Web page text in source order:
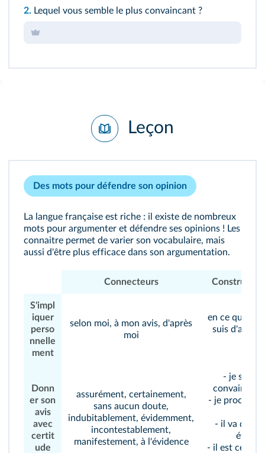
2. Lequel vous semble le plus convaincant ?
Leçon
Des mots pour défendre son opinion
La langue française est riche : il existe de nombreux
mots pour argumenter et défendre ses opinions ! Les
connaitre permet de varier son vocabulaire, mais
aussi d'être plus efficace dans son argumentation.
Connecteurs
S'impl
iquer
perso
nnelle
ment
selon moi, à mon avis, d'après
moi
en ce qui me
suis d'avis
Donn
er son
avis
avec
certit
ude
assurément, certainement,
sans aucun doute,
indubitablement, évidemment,
incontestablement,
manifestement, à l'évidence
- je suis
convaincu,
- je
- il va de
- il est